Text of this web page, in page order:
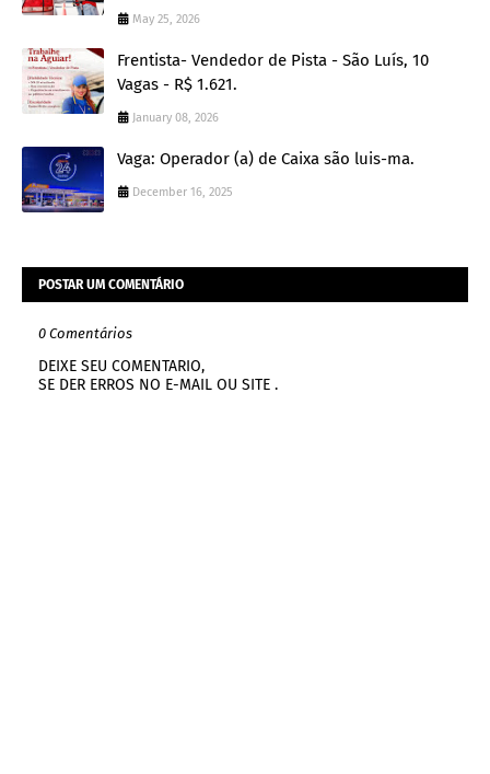
May 25, 2026
Frentista- Vendedor de Pista - São Luís, 10
Vagas - R$ 1.621.
January 08, 2026
Vaga: Operador (a) de Caixa são luis-ma.
December 16, 2025
POSTAR UM COMENTÁRIO
0 Comentários
DEIXE SEU COMENTARIO,
SE DER ERROS NO E-MAIL OU SITE .